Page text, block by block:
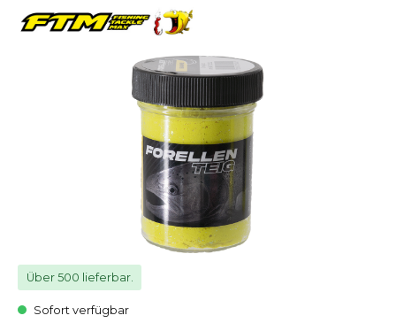
Über 500 lieferbar.
Sofort verfügbar